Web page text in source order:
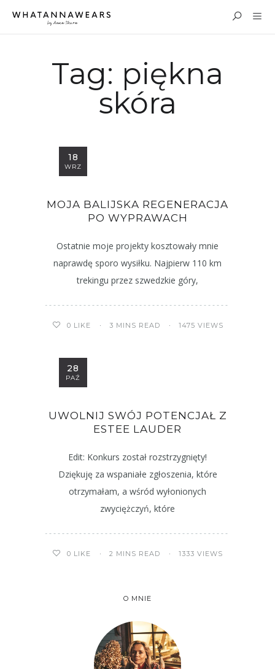
Tag: piękna
skóra
18
WRZ
MOJA BALIJSKA REGENERACJA
PO WYPRAWACH
Ostatnie moje projekty kosztowały mnie
naprawdę sporo wysiłku. Najpierw 110 km
trekingu przez szwedzkie góry,
0 LIKE 3 MINS READ 1475 VIEWS
28
PAŹ
UWOLNIJ SWÓJ POTENCJAŁ Z
ESTEE LAUDER
Edit: Konkurs został rozstrzygnięty!
Dziękuję za wspaniałe zgłoszenia, które
otrzymałam, a wśród wyłonionych
zwyciężczyń, które
0 LIKE 2 MINS READ 1333 VIEWS
O MNIE